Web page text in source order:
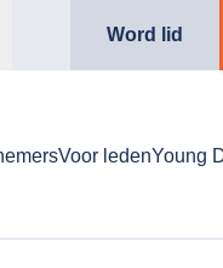
Word lid
Voor ledenYoung